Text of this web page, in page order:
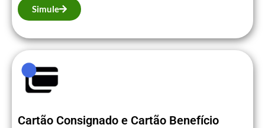
Simule
Cartão Consignado e Cartão Benefício